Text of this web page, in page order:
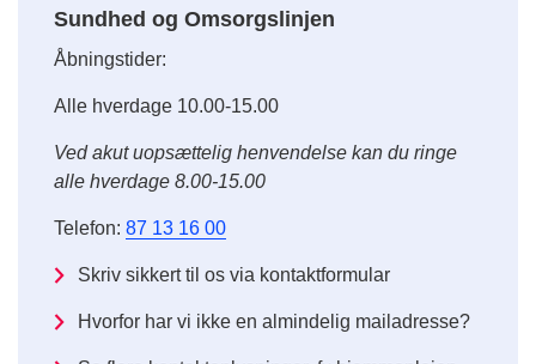
Sundhed og Omsorgslinjen
Åbningstider:
Alle hverdage 10.00-15.00
Ved akut uopsættelig henvendelse kan du ringe
alle hverdage 8.00-15.00
Telefon: 87 13 16 00
Skriv sikkert til os via kontaktformular
Hvorfor har vi ikke en almindelig mailadresse?